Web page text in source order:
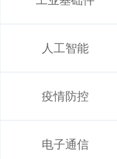
人工智能
疫情防控
电子通信